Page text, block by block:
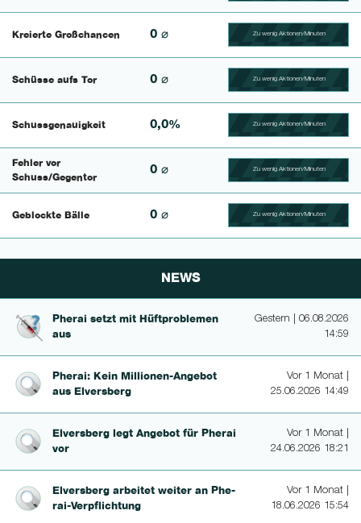
Kreierte Großchancen 0 ⌀ Zu wenig Aktionen/Minuten
Schüsse aufs Tor 0 ⌀ Zu wenig Aktionen/Minuten
Schussgenauigkeit 0,0% Zu wenig Aktionen/Minuten
Fehler vor
Schuss/Gegentor
0 ⌀ Zu wenig Aktionen/Minuten
Geblockte Bälle 0 ⌀ Zu wenig Aktionen/Minuten
NEWS
Pherai setzt mit Hüftprob­le­men
aus
Gestern | 06.08.2026
14:59
Pherai: Kein Mil­lionen-Ange­bot
aus Elversberg
Vor 1 Monat |
25.06.2026 14:49
Elversberg legt Angebot für Pherai
vor
Vor 1 Monat |
24.06.2026 18:21
Elversberg arbeitet weiter an Phe­
rai-Verpflichtung
Vor 1 Monat |
18.06.2026 15:54